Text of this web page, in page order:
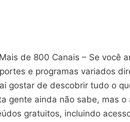
de 800 Canais – Se você
e programas variados
gostar de descobrir tudo o
gente ainda não sabe, mas
gratuitos, incluindo